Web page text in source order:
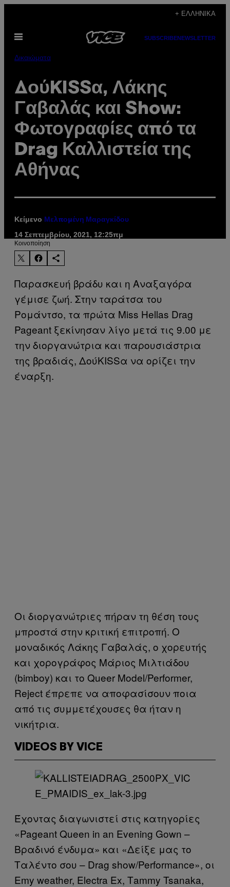
περιεχόμενο
+ ΕΛΛΗΝΙΚΆ
Ανοίξτε
SUBSCRIBENEWSLETTER
Δικαιώματα
ΔούKISSα, Λάκης
Γαβαλάς και Show:
Φωτογραφίες από τα
Drag Καλλιστεία της
Αθήνας
Κείμενο Μελπομένη Μαραγκίδου
14 Σεπτεμβρίου, 2021, 12:25πμ
Kοινοποίηση
Παρασκευή βράδυ και η Αναξαγόρα
γέμισε ζωή. Στην ταράτσα του
Ρομάντσο, τα πρώτα Miss Hellas Drag
Pageant ξεκίνησαν λίγο μετά τις 9.00 με
την διοργανώτρια και παρουσιάστρια
της βραδιάς, ΔούKISSα να ορίζει την
έναρξη.
Οι διοργανώτριες πήραν τη θέση τους
μπροστά στην κριτική επιτροπή. Ο
μοναδικός Λάκης Γαβαλάς, ο χορευτής
και χορογράφος Μάριος Μιλτιάδου
(bimboy) και το Queer Model/Performer,
Reject έπρεπε να αποφασίσουν ποια
από τις συμμετέχουσες θα ήταν η
νικήτρια.
VIDEOS BY VICE
Έχοντας διαγωνιστεί στις κατηγορίες
«Pageant Queen in an Evening Gown –
Βραδινό ένδυμα» και «Δείξε μας το
Ταλέντο σου – Drag show/Performance», οι
Emy weather, Electra Ex, Τammy Tsanaka,